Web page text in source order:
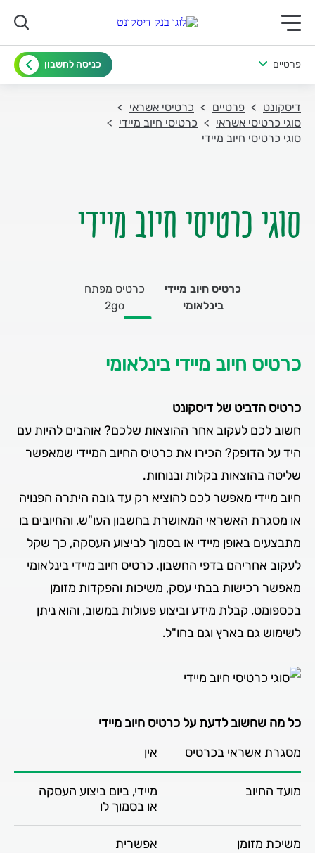
תפריט ראשי לנייד
פרטיים כניסה לחשבון
דיסקונט פרטיים
כרטיסי אשראי
סוגי כרטיסי אשראי
כרטיסי חיוב מיידי
סוגי כרטיסי חיוב מיידי
סוגי כרטיסי חיוב מיידי
כרטיס חיוב מיידי
בינלאומי
כרטיס מפתח
2go
כרטיס חיוב מיידי בינלאומי
כרטיס הדביט של דיסקונט
חשוב לכם לעקוב אחר ההוצאות שלכם? אוהבים להיות עם
היד על הדופק? הכירו את כרטיס החיוב המיידי שמאפשר
שליטה בהוצאות בקלות ובנוחות.
חיוב מיידי מאפשר לכם להוציא רק עד גובה היתרה הפנויה
או מסגרת האשראי המאושרת בחשבון העו"ש, והחיובים בו
מתבצעים באופן מיידי או בסמוך לביצוע העסקה, כך שקל
לעקוב אחריהם בדפי החשבון. כרטיס חיוב מיידי בינלאומי
מאפשר רכישות בבתי עסק, משיכות והפקדות מזומן
בכספומט, קבלת מידע וביצוע פעולות במשוב, והוא ניתן
לשימוש גם בארץ וגם בחו"ל.
כל מה שחשוב לדעת על כרטיס חיוב מיידי
מסגרת אשראי בכרטיס
אין
מועד החיוב
מיידי, ביום ביצוע העסקה
או בסמוך לו
משיכת מזומן אפשרית